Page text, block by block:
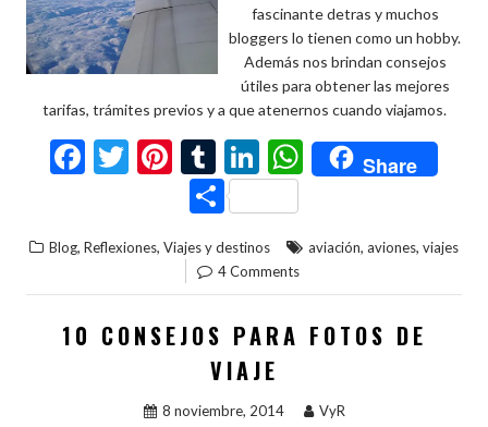
fascinante detras y muchos
bloggers lo tienen como un hobby.
Además nos brindan consejos
útiles para obtener las mejores
tarifas, trámites previos y a que atenernos cuando viajamos.
F
b
o
o
T
er
Pi
nt
er
es
t
T
u
m
bl
r
Li
n
ke
dI
n
W
h
s
A
p
Share
C
o
m
p
ar
ti
r
Blog, Reflexiones, Viajes y destinos aviación, aviones, viajes
4 Comments
10 CONSEJOS PARA FOTOS DE
VIAJE
8 noviembre, 2014 VyR